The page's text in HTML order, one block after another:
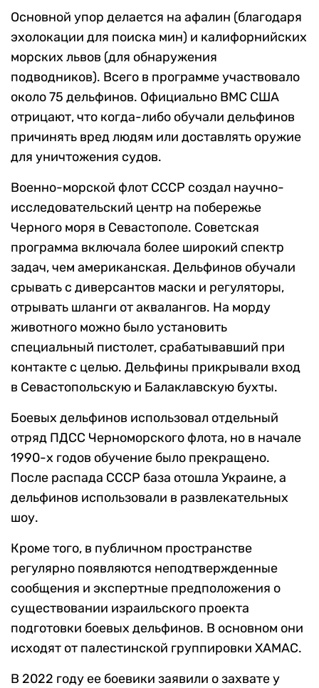
Основной упор делается на афалин (благодаря
эхолокации для поиска мин) и калифорнийских
морских львов (для обнаружения
подводников). Всего в программе участвовало
около 75 дельфинов. Официально ВМС США
отрицают, что когда-либо обучали дельфинов
причинять вред людям или доставлять оружие
для уничтожения судов.
Военно-морской флот СССР создал научно-
исследовательский центр на побережье
Черного моря в Севастополе. Советская
программа включала более широкий спектр
задач, чем американская. Дельфинов обучали
срывать с диверсантов маски и регуляторы,
отрывать шланги от аквалангов. На морду
животного можно было установить
специальный пистолет, срабатывавший при
контакте с целью. Дельфины прикрывали вход
в Севастопольскую и Балаклавскую бухты.
Боевых дельфинов использовал отдельный
отряд ПДСС Черноморского флота, но в начале
1990-х годов обучение было прекращено.
После распада СССР база отошла Украине, а
дельфинов использовали в развлекательных
шоу.
Кроме того, в публичном пространстве
регулярно появляются неподтвержденные
сообщения и экспертные предположения о
существовании израильского проекта
подготовки боевых дельфинов. В основном они
исходят от палестинской группировки ХАМАС.
В 2022 году ее боевики заявили о захвате у